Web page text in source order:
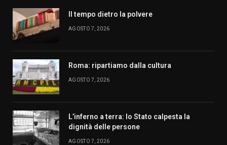
Il tempo dietro la polvere
AGOSTO 7, 2026
Roma: ripartiamo dalla cultura
AGOSTO 7, 2026
L’inferno a terra: lo Stato calpesta la
dignità delle persone
AGOSTO 7, 2026